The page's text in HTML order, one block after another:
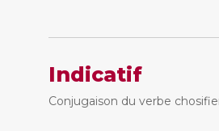
Indicatif
Conjugaison du verbe